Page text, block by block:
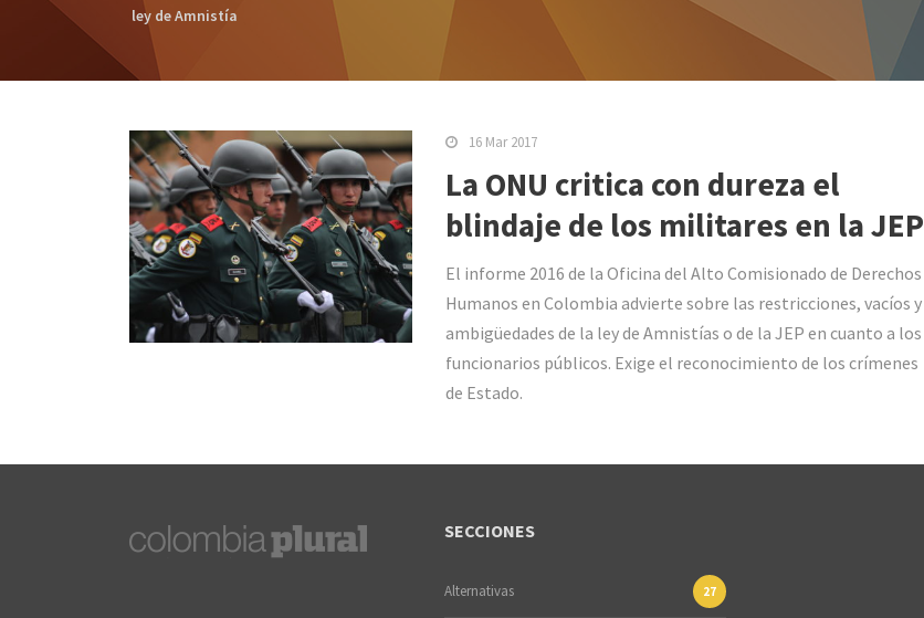
ley de Amnistía
16 Mar 2017
La ONU critica con dureza el
blindaje de los militares en la JEP
El informe 2016 de la Oficina del Alto Comisionado de Derechos
Humanos en Colombia advierte sobre las restricciones, vacíos y
ambigüedades de la ley de Amnistías o de la JEP en cuanto a los
funcionarios públicos. Exige el reconocimiento de los crímenes
de Estado.
SECCIONES
Alternativas 27